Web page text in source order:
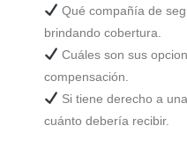
Qué compañía de
brindando cobertura.
Cuáles son sus
compensación.
Si tiene derecho a
cuánto debería recibir.